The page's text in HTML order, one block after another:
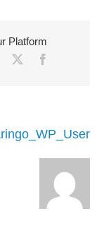
Platform!
X